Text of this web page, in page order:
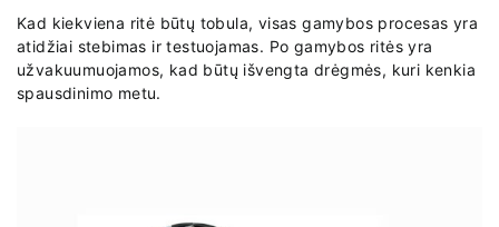
Kad kiekviena ritė būtų tobula, visas gamybos procesas yra
atidžiai stebimas ir testuojamas. Po gamybos ritės yra
užvakuumuojamos, kad būtų išvengta drėgmės, kuri kenkia
spausdinimo metu.